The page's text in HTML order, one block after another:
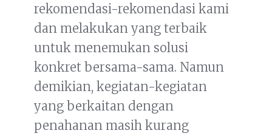
rekomendasi-rekomendasi kami
dan melakukan yang terbaik
untuk menemukan solusi
konkret bersama-sama. Namun
demikian, kegiatan-kegiatan
yang berkaitan dengan
penahanan masih kurang